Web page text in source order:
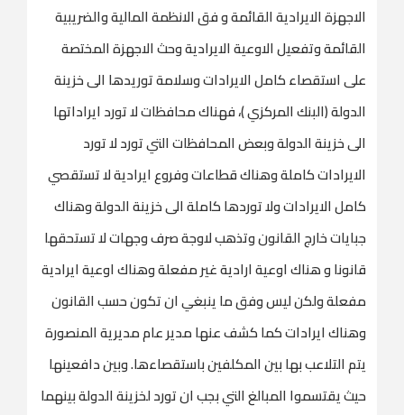
الاجهزة الايرادية القائمة و فق الانظمة المالية والضريبية
القائمة وتفعيل الاوعية الايرادية وحث الاجهزة المختصة
على استقصاء كامل الايرادات وسلامة توريدها الى خزينة
الدولة (البنك المركزي )، فهناك محافظات لا تورد ايراداتها
الى خزينة الدولة وبعض المحافظات التي تورد لا تورد
الايرادات كاملة وهناك قطاعات وفروع ايرادية لا تستقصي
كامل الايرادات ولا توردها كاملة الى خزينة الدولة وهناك
جبايات خارج القانون وتذهب لاوجة صرف وجهات لا تستحقها
قانونا و هناك اوعية ارادية غير مفعلة وهناك اوعية ايرادية
مفعلة ولكن ليس وفق ما ينبغي ان تكون حسب القانون
وهناك ايرادات كما كشف عنها مدير عام مديرية المنصورة
يتم التلاعب بها بين المكلفين باستقصاءها. وبين دافعينها
حيث يقتسموا المبالغ التي بجب ان تورد لخزينة الدولة بينهما